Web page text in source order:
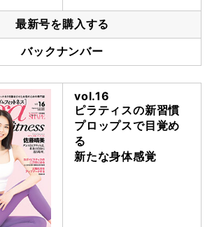
最新号を購入する
バックナンバー
vol.16
ピラティスの新習慣
プロップスで目覚め
る
新たな身体感覚